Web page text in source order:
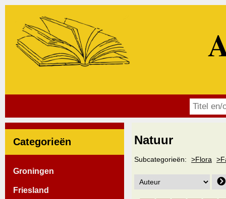
Categorieën
Groningen
Friesland
Natuur
Subcategorieën: >Flora